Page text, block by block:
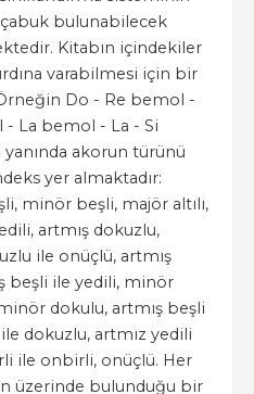
çabuk bulunabilecek
Kitabın içindekiler
varabilmesi için bir
Do - Re bemol -
- La bemol - La - Si
akorun türünü
yer almaktadır:
minör beşli, majör altılı,
artmış dokuzlu,
ile onüçlü, artmış
beşli ile yedili, minör
dokulu, artmış beşli
dokuzlu, artmız yedili
ile onbirli, onüçlü. Her
üzerinde bulunduğu bir